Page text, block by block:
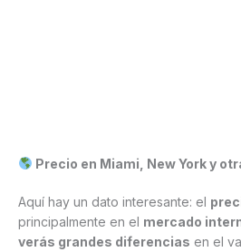
Precio en Miami, New York y
Aquí hay un dato interesante: el
principalmente en el mercado
verás grandes diferencias en el